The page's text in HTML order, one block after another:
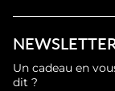
Un cadeau en
dit ?